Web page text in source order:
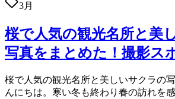
3月
桜で人気の観光名所と美
写真をまとめた！撮影ス
桜で人気の観光名所と美しいサクラの
んにちは。寒い冬も終わり春の訪れを